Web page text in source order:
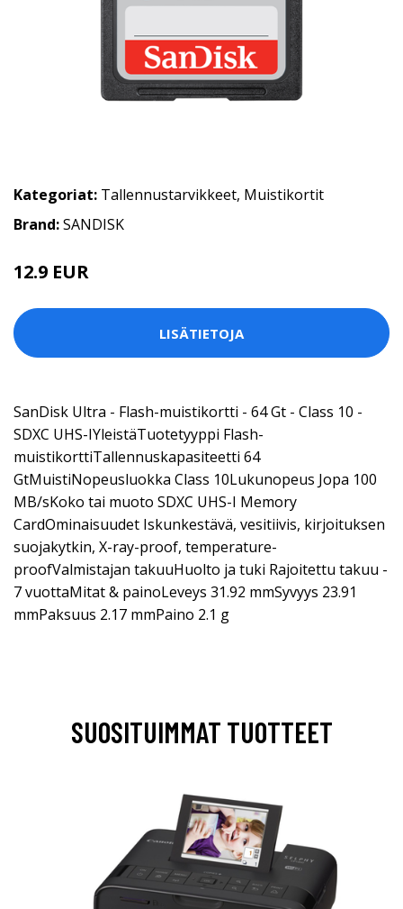
Kategoriat: Tallennustarvikkeet, Muistikortit
Brand:SANDISK
12.9 EUR
LISÄTIETOJA
SanDisk Ultra - Flash-muistikortti - 64 Gt - Class 10 -
SDXC UHS-IYleistäTuotetyyppi Flash-
muistikorttiTallennuskapasiteetti 64
GtMuistiNopeusluokka Class 10Lukunopeus Jopa 100
MB/sKoko tai muoto SDXC UHS-I Memory
CardOminaisuudet Iskunkestävä, vesitiivis, kirjoituksen
suojakytkin, X-ray-proof, temperature-
proofValmistajan takuuHuolto ja tuki Rajoitettu takuu -
7 vuottaMitat & painoLeveys 31.92 mmSyvyys 23.91
mmPaksuus 2.17 mmPaino 2.1 g
SUOSITUIMMAT TUOTTEET